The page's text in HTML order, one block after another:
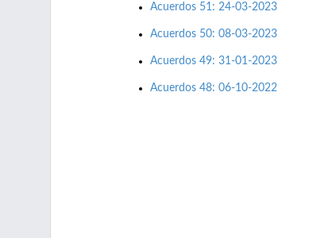
Acuerdos 51: 24-03-2023
Acuerdos 50: 08-03-2023
Acuerdos 49: 31-01-2023
Acuerdos 48: 06-10-2022